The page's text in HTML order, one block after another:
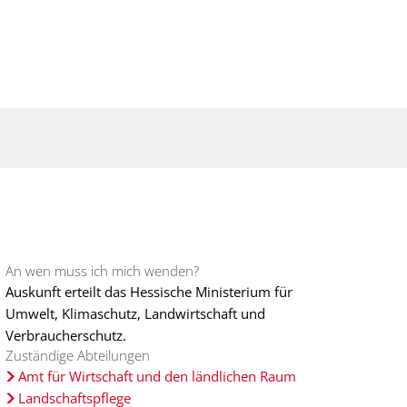
An wen muss ich mich wenden?
Auskunft erteilt das Hessische Ministerium für
Umwelt, Klimaschutz, Landwirtschaft und
Verbraucherschutz.
Zuständige Abteilungen
Amt für Wirtschaft und den ländlichen Raum
Landschaftspflege